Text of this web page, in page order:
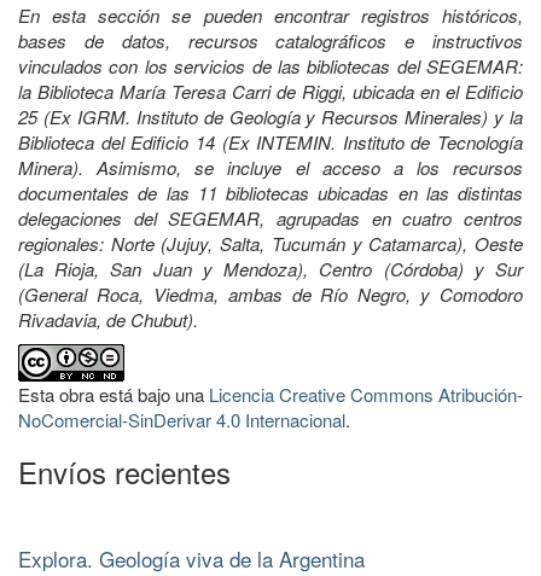
En esta sección se pueden encontrar registros históricos,
bases de datos, recursos catalográficos e instructivos
vinculados con los servicios de las bibliotecas del SEGEMAR:
la Biblioteca María Teresa Carri de Riggi, ubicada en el Edificio
25 (Ex IGRM. Instituto de Geología y Recursos Minerales) y la
Biblioteca del Edificio 14 (Ex INTEMIN. Instituto de Tecnología
Minera). Asimismo, se incluye el acceso a los recursos
documentales de las 11 bibliotecas ubicadas en las distintas
delegaciones del SEGEMAR, agrupadas en cuatro centros
regionales: Norte (Jujuy, Salta, Tucumán y Catamarca), Oeste
(La Rioja, San Juan y Mendoza), Centro (Córdoba) y Sur
(General Roca, Viedma, ambas de Río Negro, y Comodoro
Rivadavia, de Chubut).
Esta obra está bajo una Licencia Creative Commons Atribución-
NoComercial-SinDerivar 4.0 Internacional.
Envíos recientes
Explora. Geología viva de la Argentina